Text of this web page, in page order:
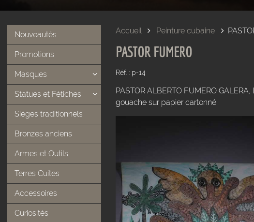
Nouveautés
Promotions
Masques
Statues et Fétiches
Sièges traditionnels
Bronzes anciens
Armes et Outils
Terres Cuites
Accessoires
Curiosités
Accueil Peinture cubaine
PASTOR FUMERO
Réf. : p-14
PASTOR ALBERTO FUMERO
gouache sur papier cartonné.